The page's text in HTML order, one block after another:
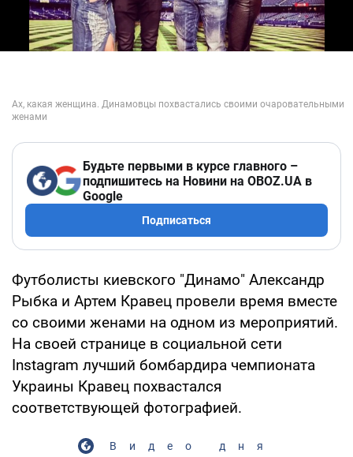
Будьте первыми в курсе главного –
подпишитесь на Новини на OBOZ.UA в
Google
Подписаться
Футболисты киевского "Динамо" Александр
Рыбка и Артем Кравец провели время вместе
со своими женами на одном из мероприятий.
На своей странице в социальной сети
Instagram лучший бомбардира чемпионата
Украины Кравец похвастался
соответствующей фотографией.
Видео дня